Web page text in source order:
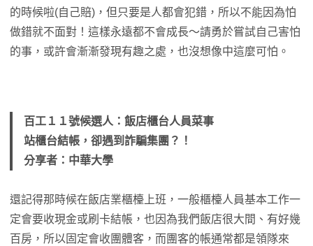
的時候啦(自己賠)，但只要是人都會犯錯，所以不能因為怕
做錯就不面對！這樣永遠都不會成長～請勇於嘗試自己害怕
的事，或許會漸漸發現有趣之處，也沒想像中這麼可怕。
百工１１號候選人：飯店櫃台人員菜事
站櫃台結帳，卻遇到詐騙集團？！
分享者：中華大學
還記得那時候在飯店業櫃檯上班，一般櫃檯人員基本工作一
定會要收現金或刷卡結帳，也因為我們飯店很大間、有好幾
百房，所以固定會收團體客，而團客的帳通常都是領隊來